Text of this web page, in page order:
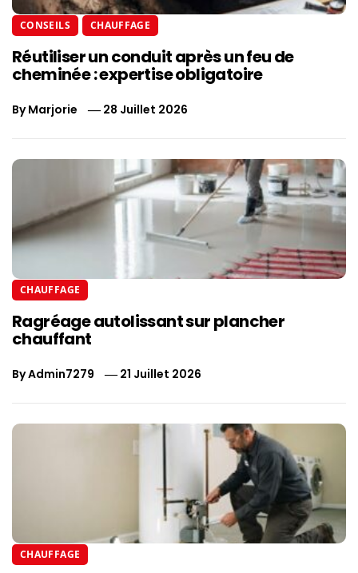
CONSEILS CHAUFFAGE
Réutiliser un conduit après un feu de
cheminée : expertise obligatoire
ByMarjorie 28 Juillet 2026
CHAUFFAGE
Ragréage autolissant sur plancher
chauffant
ByAdmin7279 21 Juillet 2026
CHAUFFAGE